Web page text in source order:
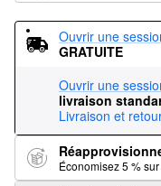
Ouvrir une
GRATUITE
Ouvrir une
livraison
Livraison et
Économisez 5 %